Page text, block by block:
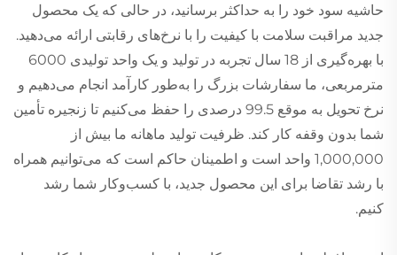
حاشیه سود خود را به حداکثر برسانید، در حالی که یک محصول
جدید مراقبت سلامت با کیفیت را با نرخ‌های رقابتی ارائه می‌دهید.
با بهره‌گیری از 18 سال تجربه در تولید و یک واحد تولیدی 6000
مترمربعی، ما سفارشات بزرگ را به‌طور کارآمد انجام می‌دهیم و
نرخ تحویل به موقع 99.5 درصدی را حفظ می‌کنیم تا زنجیره تأمین
شما بدون وقفه کار کند. ظرفیت تولید ماهانه ما بیش از
1,000,000 واحد است و اطمینان حاکم است که می‌توانیم همراه
با رشد تقاضا برای این محصول جدید، با کسب‌وکار شما رشد
کنیم.